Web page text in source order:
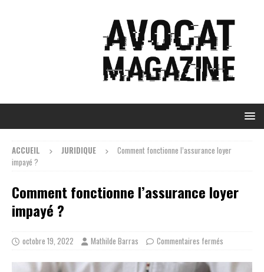
ACCUEIL JURIDIQUE
Comment fonctionne l’assurance loyer
impayé ?
Comment fonctionne l’assurance loyer
impayé ?
octobre 19, 2022 Mathilde Barras Commentaires fermés